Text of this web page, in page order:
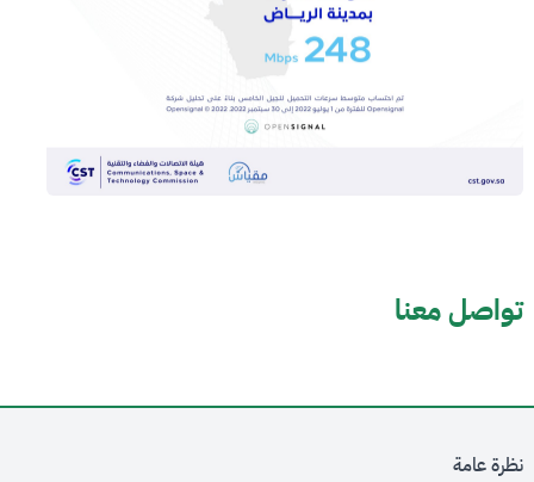
تواصل معنا
نظرة عامة